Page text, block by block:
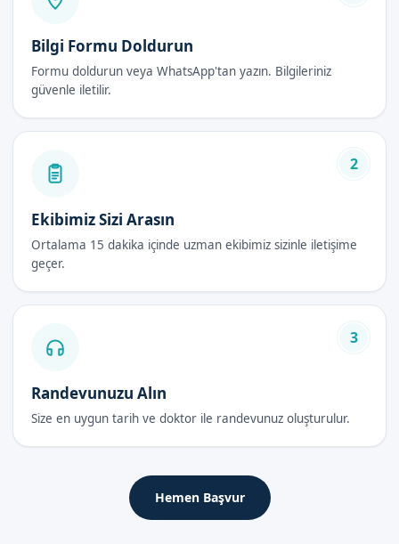
Küçük risk
Klipsli Sünnet Fiyatları 2026
kurunuz.
İlk 48 Saat
İşlem sonrası ilk 48 saat içerisinde sünnet bölgesinin temiz
tutulması önemlidir. Ayrıca, ağrı kesici ilaçlar kullanılabilir.
İyileşme Süreci
İyileşme süreci yaklaşık 1-2 hafta sürer. Bu süre zarfında
Dikkat Edilmesi Gerekenler
Sünnet sonrası oluşabilecek komplikasyonları önlemek için
doktorun tavsiyelerine uymak önemlidir.
Aydın Buharkent'de Sizi Bekliyoruz
Bilgi Formu Doldurun
Formu doldurun veya WhatsApp'tan yazın. Bilgileriniz
güvenle iletilir.
2
Ekibimiz Sizi Arasın
Ortalama 15 dakika içinde uzman ekibimiz sizinle iletişime
geçer.
3
Randevunuzu Alın
Size en uygun tarih ve doktor ile randevunuz oluşturulur.
Hemen Başvur